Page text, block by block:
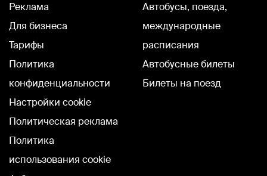
Реклама
Для бизнеса
Тарифы
Политика
конфиденциальности
Настройки cookie
Политическая реклама
Политика
использования cookie
Автобусы, поезда,
международные
расписания
Автобусные билеты
Билеты на поезд